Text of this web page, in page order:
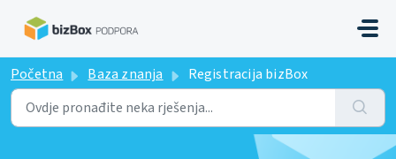
Početna Baza znanja Registracija bizBox